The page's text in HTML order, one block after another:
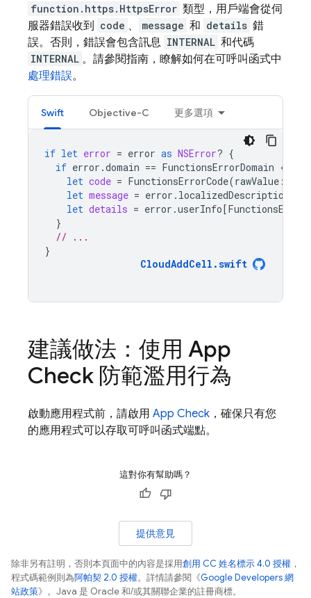
function.https.HttpsError 類型，用戶端會從伺
服器錯誤收到 code 、 message 和 details 錯
誤。否則，錯誤會包含訊息 INTERNAL 和代碼
INTERNAL 。請參閱指南，瞭解如何在可呼叫函式中
處理錯誤。
Swift Objective-C 更多選項
if let error = error as NSError? {
if error .domain == FunctionsErrorDomain {
let code = FunctionsErrorCode(rawValue :
let message = error . localizedDescription
let details = error .userInfo[
}
// ...
}
CloudAddCell .swift
建議做法：使用 App
Check 防範濫用行為
啟動應用程式前，請啟用 App Check ，確保只有您
的應用程式可以存取可呼叫函式端點。
這對你有幫助嗎？
提供意見
除非另有註明，否則本頁面中的內容是採用創用 CC 姓名標示 4.0 授權 ，
程式碼範例則為阿帕契 2.0 授權。詳情請參閱《Google Developers 網
站政策》。Java 是 Oracle 和/或其關聯企業的註冊商標。